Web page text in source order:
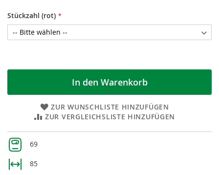
Stückzahl (rot)
In den Warenkorb
ZUR WUNSCHLISTE HINZUFÜGEN
ZUR VERGLEICHSLISTE HINZUFÜGEN
Weitere
Informationen
69
85